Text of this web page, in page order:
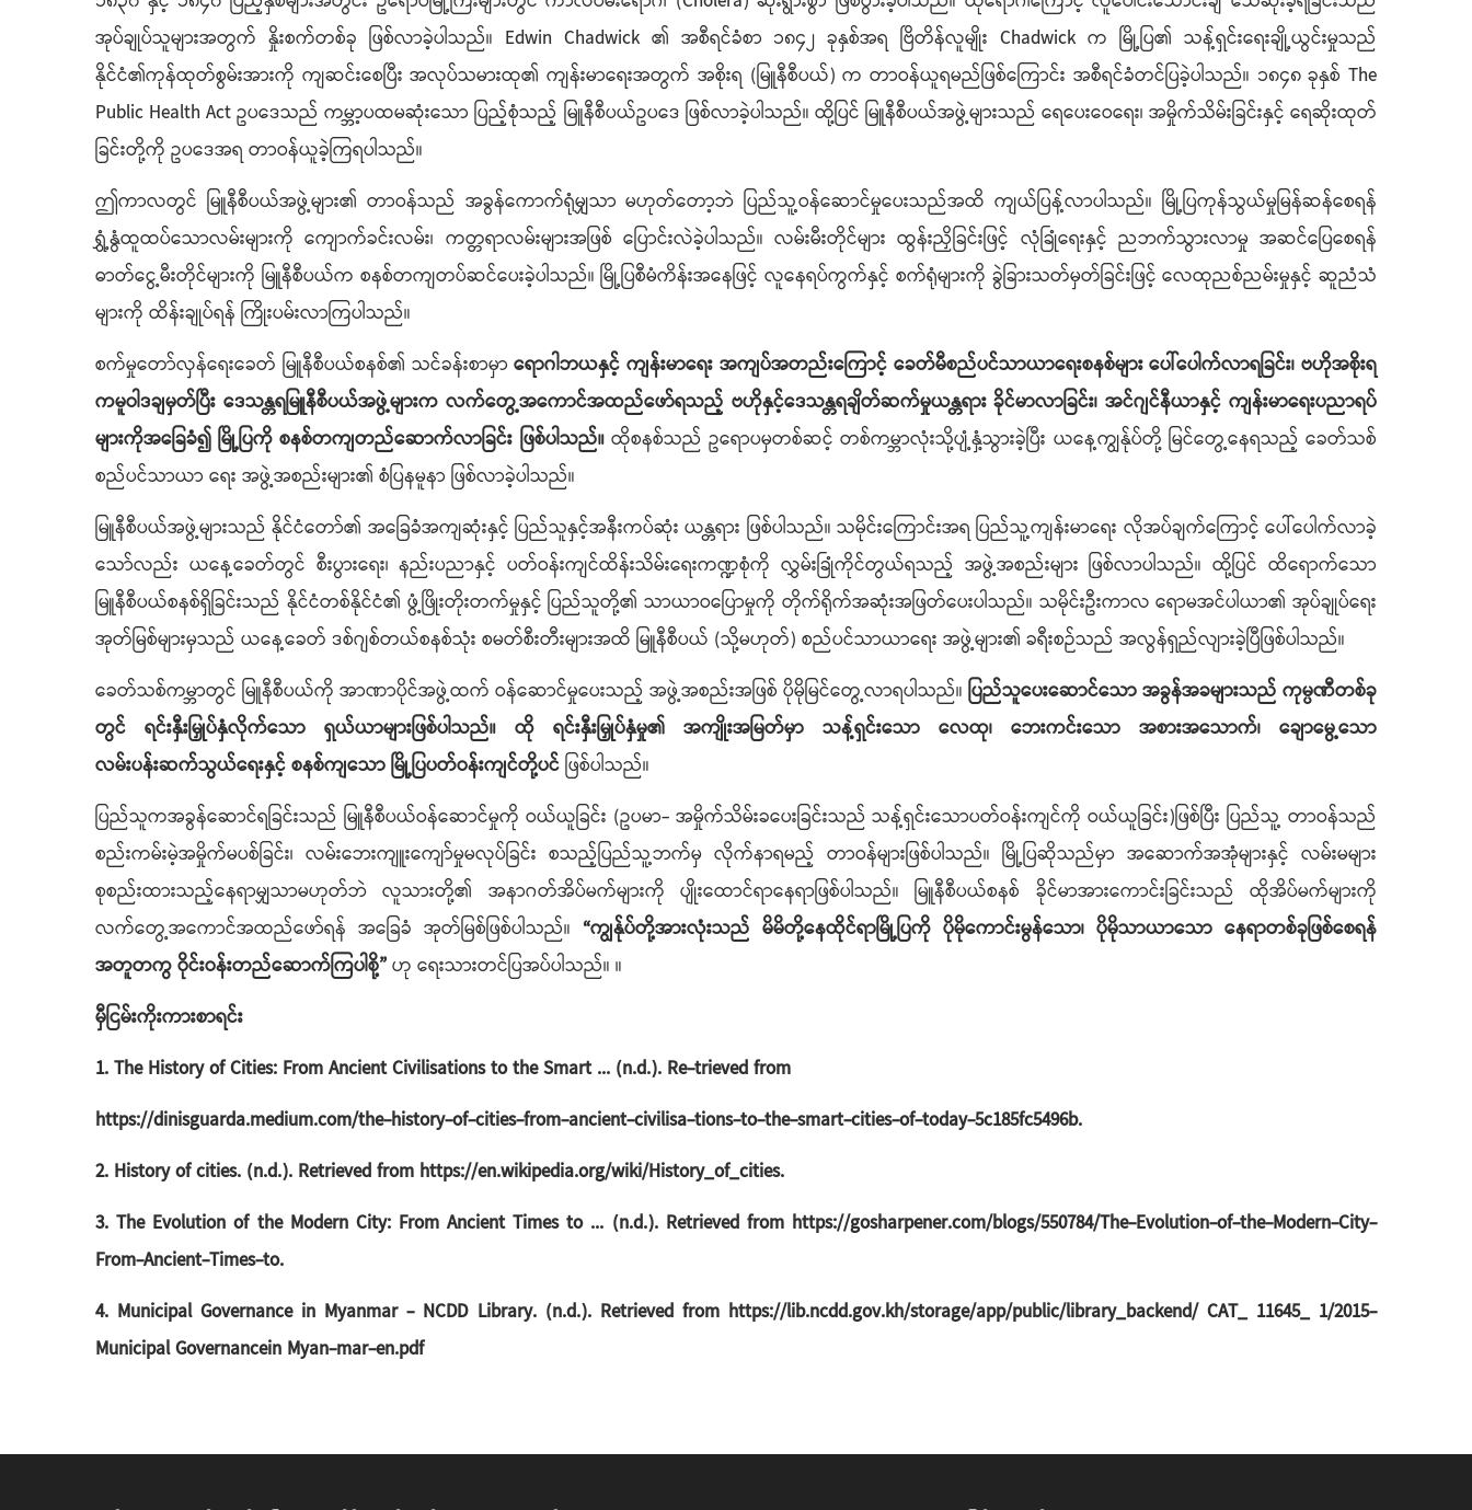
အုပ်ချုပ်သူများအတွက် နှိုးစက်တစ်ခု ဖြစ်လာခဲ့ပါသည်။ Edwin Chadwick ၏ အစီရင်ခံစာ ၁၈၄၂ ခုနှစ်အရ ဗြိတိန်လူမျိုး Chadwick က မြို့ပြ၏ သန့်ရှင်းရေးချို့ယွင်းမှုသည်
နိုင်ငံ၏ကုန်ထုတ်စွမ်းအားကို ကျဆင်းစေပြီး အလုပ်သမားထု၏ ကျန်းမာရေးအတွက် အစိုးရ (မြူနီစီပယ်) က တာဝန်ယူရမည်ဖြစ်ကြောင်း အစီရင်ခံတင်ပြခဲ့ပါသည်။ ၁၈၄၈ ခုနှစ် The
Public Health Act ဥပဒေသည် ကမ္ဘာ့ပထမဆုံးသော ပြည့်စုံသည့် မြူနီစီပယ်ဥပဒေ ဖြစ်လာခဲ့ပါသည်။ ထို့ပြင် မြူနီစီပယ်အဖွဲ့များသည် ရေပေးဝေရေး၊ အမှိုက်သိမ်းခြင်းနှင့် ရေဆိုးထုတ်
ခြင်းတို့ကို ဥပဒေအရ တာဝန်ယူခဲ့ကြရပါသည်။
ဤကာလတွင် မြူနီစီပယ်အဖွဲ့များ၏ တာဝန်သည် အခွန်ကောက်ရုံမျှသာ မဟုတ်တော့ဘဲ ပြည်သူ့ဝန်ဆောင်မှုပေးသည်အထိ ကျယ်ပြန့်လာပါသည်။ မြို့ပြကုန်သွယ်မှုမြန်ဆန်စေရန်
ရွှံ့နွံထူထပ်သောလမ်းများကို ကျောက်ခင်းလမ်း၊ ကတ္တရာလမ်းများအဖြစ် ပြောင်းလဲခဲ့ပါသည်။ လမ်းမီးတိုင်များ ထွန်းညှိခြင်းဖြင့် လုံခြုံရေးနှင့် ညဘက်သွားလာမှု အဆင်ပြေစေရန်
ဓာတ်ငွေ့မီးတိုင်များကို မြူနီစီပယ်က စနစ်တကျတပ်ဆင်ပေးခဲ့ပါသည်။ မြို့ပြစီမံကိန်းအနေဖြင့် လူနေရပ်ကွက်နှင့် စက်ရုံများကို ခွဲခြားသတ်မှတ်ခြင်းဖြင့် လေထုညစ်ညမ်းမှုနှင့် ဆူညံသံ
များကို ထိန်းချုပ်ရန် ကြိုးပမ်းလာကြပါသည်။
စက်မှုတော်လှန်ရေးခေတ် မြူနီစီပယ်စနစ်၏ သင်ခန်းစာမှာရောဂါဘယနှင့် ကျန်းမာရေး အကျပ်အတည်းကြောင့် ခေတ်မီစည်ပင်သာယာရေးစနစ်များ ပေါ်ပေါက်လာရခြင်း၊ ဗဟိုအစိုးရ
ကမူဝါဒချမှတ်ပြီး ဒေသန္တရမြူနီစီပယ်အဖွဲ့များက လက်တွေ့အကောင်အထည်ဖော်ရသည့် ဗဟိုနှင့်ဒေသန္တရချိတ်ဆက်မှုယန္တရား ခိုင်မာလာခြင်း၊ အင်ဂျင်နီယာနှင့် ကျန်းမာရေးပညာရပ်
များကိုအခြေခံ၍ မြို့ပြကို စနစ်တကျတည်ဆောက်လာခြင်း ဖြစ်ပါသည်။ ထိုစနစ်သည် ဥရောပမှတစ်ဆင့် တစ်ကမ္ဘာလုံးသို့ပျံ့နှံ့သွားခဲ့ပြီး ယနေ့ကျွန်ုပ်တို့ မြင်တွေ့နေရသည့် ခေတ်သစ်
စည်ပင်သာယာ ရေး အဖွဲ့အစည်းများ၏ စံပြနမူနာ ဖြစ်လာခဲ့ပါသည်။
မြူနီစီပယ်အဖွဲ့များသည် နိုင်ငံတော်၏ အခြေခံအကျဆုံးနှင့် ပြည်သူနှင့်အနီးကပ်ဆုံး ယန္တရား ဖြစ်ပါသည်။ သမိုင်းကြောင်းအရ ပြည်သူ့ကျန်းမာရေး လိုအပ်ချက်ကြောင့် ပေါ်ပေါက်လာခဲ့
သော်လည်း ယနေ့ခေတ်တွင် စီးပွားရေး၊ နည်းပညာနှင့် ပတ်ဝန်းကျင်ထိန်းသိမ်းရေးကဏ္ဍစုံကို လွှမ်းခြုံကိုင်တွယ်ရသည့် အဖွဲ့အစည်းများ ဖြစ်လာပါသည်။ ထို့ပြင် ထိရောက်သော
မြူနီစီပယ်စနစ်ရှိခြင်းသည် နိုင်ငံတစ်နိုင်ငံ၏ ဖွံ့ဖြိုးတိုးတက်မှုနှင့် ပြည်သူတို့၏ သာယာဝပြောမှုကို တိုက်ရိုက်အဆုံးအဖြတ်ပေးပါသည်။ သမိုင်းဦးကာလ ရောမအင်ပါယာ၏ အုပ်ချုပ်ရေး
အုတ်မြစ်များမှသည် ယနေ့ခေတ် ဒစ်ဂျစ်တယ်စနစ်သုံး စမတ်စီးတီးများအထိ မြူနီစီပယ် (သို့မဟုတ်) စည်ပင်သာယာရေး အဖွဲ့များ၏ ခရီးစဉ်သည် အလွန်ရှည်လျားခဲ့ပြီဖြစ်ပါသည်။
ခေတ်သစ်ကမ္ဘာတွင် မြူနီစီပယ်ကို အာဏာပိုင်အဖွဲ့ထက် ဝန်ဆောင်မှုပေးသည့် အဖွဲ့အစည်းအဖြစ် ပိုမိုမြင်တွေ့လာရပါသည်။ ပြည်သူပေးဆောင်သော အခွန်အခများသည် ကုမ္ပဏီတစ်ခု
တွင် ရင်းနှီးမြှုပ်နှံလိုက်သော ရှယ်ယာများဖြစ်ပါသည်။ ထို ရင်းနှီးမြှုပ်နှံမှု၏ အကျိုးအမြတ်မှာ သန့်ရှင်းသော လေထု၊ ဘေးကင်းသော အစားအသောက်၊ ချောမွေ့သော
လမ်းပန်းဆက်သွယ်ရေးနှင့် စနစ်ကျသော မြို့ပြပတ်ဝန်းကျင်တို့ပင်ဖြစ်ပါသည်။
ပြည်သူကအခွန်ဆောင်ရခြင်းသည် မြူနီစီပယ်ဝန်ဆောင်မှုကို ဝယ်ယူခြင်း (ဥပမာ- အမှိုက်သိမ်းခပေးခြင်းသည် သန့်ရှင်းသောပတ်ဝန်းကျင်ကို ဝယ်ယူခြင်း)ဖြစ်ပြီး ပြည်သူ့ တာဝန်သည်
စည်းကမ်းမဲ့အမှိုက်မပစ်ခြင်း၊ လမ်းဘေးကျူးကျော်မှုမလုပ်ခြင်း စသည့်ပြည်သူ့ဘက်မှ လိုက်နာရမည့် တာဝန်များဖြစ်ပါသည်။ မြို့ပြဆိုသည်မှာ အဆောက်အအုံများနှင့် လမ်းမများ
စုစည်းထားသည့်နေရာမျှသာမဟုတ်ဘဲ လူသားတို့၏ အနာဂတ်အိပ်မက်များကို ပျိုးထောင်ရာနေရာဖြစ်ပါသည်။ မြူနီစီပယ်စနစ် ခိုင်မာအားကောင်းခြင်းသည် ထိုအိပ်မက်များကို
လက်တွေ့အကောင်အထည်ဖော်ရန် အခြေခံ အုတ်မြစ်ဖြစ်ပါသည်။ “ကျွန်ုပ်တို့အားလုံးသည် မိမိတို့နေထိုင်ရာမြို့ပြကို ပိုမိုကောင်းမွန်သော၊ ပိုမိုသာယာသော နေရာတစ်ခုဖြစ်စေရန်
အတူတကွ ဝိုင်းဝန်းတည်ဆောက်ကြပါစို့”ဟု ရေးသားတင်ပြအပ်ပါသည်။ ။
မှီငြမ်းကိုးကားစာရင်း
1. The History of Cities: From Ancient Civilisations to the Smart ... (n.d.). Re-trieved from
https://dinisguarda.medium.com/the-history-of-cities-from-ancient-civilisa-tions-to-the-smart-cities-of-today-5c185fc5496b.
2. History of cities. (n.d.). Retrieved from https://en.wikipedia.org/wiki/History_of_cities.
3. The Evolution of the Modern City: From Ancient Times to ... (n.d.). Retrieved from https://gosharpener.com/blogs/550784/The-Evolution-of-the-Modern-City-
From-Ancient-Times-to.
4. Municipal Governance in Myanmar - NCDD Library. (n.d.). Retrieved from https://lib.ncdd.gov.kh/storage/app/public/library_backend/ CAT_ 11645_ 1/2015-
Municipal Governancein Myan-mar-en.pdf